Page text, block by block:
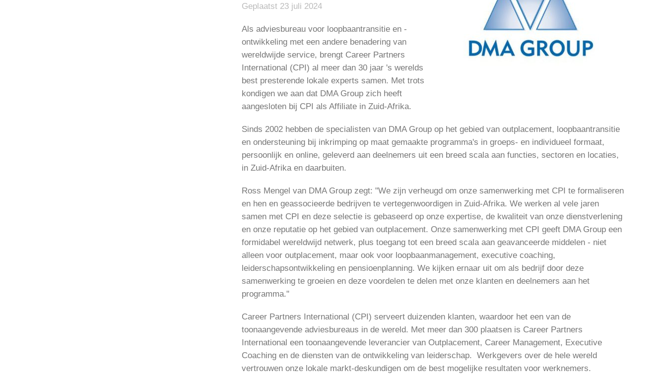
Geplaatst 23 juli 2024
Als adviesbureau voor loopbaantransitie en -
ontwikkeling met een andere benadering van
wereldwijde service, brengt Career Partners
International (CPI) al meer dan 30 jaar 's werelds
best presterende lokale experts samen. Met trots
kondigen we aan dat DMA Group zich heeft
aangesloten bij CPI als Affiliate in Zuid-Afrika.
Sinds 2002 hebben de specialisten van DMA Group op het gebied van outplacement, loopbaantransitie
en ondersteuning bij inkrimping op maat gemaakte programma's in groeps- en individueel formaat,
persoonlijk en online, geleverd aan deelnemers uit een breed scala aan functies, sectoren en locaties,
in Zuid-Afrika en daarbuiten.
Ross Mengel van DMA Group zegt: "We zijn verheugd om onze samenwerking met CPI te formaliseren
en hen en geassocieerde bedrijven te vertegenwoordigen in Zuid-Afrika. We werken al vele jaren
samen met CPI en deze selectie is gebaseerd op onze expertise, de kwaliteit van onze dienstverlening
en onze reputatie op het gebied van outplacement. Onze samenwerking met CPI geeft DMA Group een
formidabel wereldwijd netwerk, plus toegang tot een breed scala aan geavanceerde middelen - niet
alleen voor outplacement, maar ook voor loopbaanmanagement, executive coaching,
leiderschapsontwikkeling en pensioenplanning. We kijken ernaar uit om als bedrijf door deze
samenwerking te groeien en deze voordelen te delen met onze klanten en deelnemers aan het
programma."
Career Partners International (CPI) serveert duizenden klanten, waardoor het een van de
toonaangevende adviesbureaus in de wereld. Met meer dan 300 plaatsen is Career Partners
International een toonaangevende leverancier van Outplacement, Career Management, Executive
Coaching en de diensten van de ontwikkeling van leiderschap. Werkgevers over de hele wereld
vertrouwen onze lokale markt-deskundigen om de best mogelijke resultaten voor werknemers.